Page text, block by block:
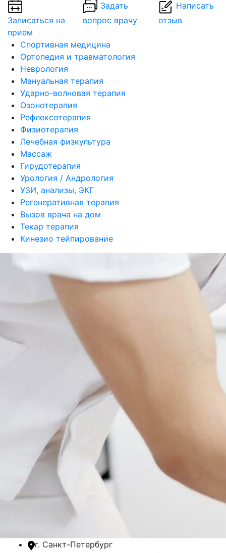
Записаться на
прием
Задать
вопрос врачу
Написать
отзыв
Спортивная медицина
Ортопедия и травматология
Неврология
Мануальная терапия
Ударно-волновая терапия
Озонотерапия
Рефлексотерапия
Физиотерапия
Лечебная физкультура
Массаж
Гирудотерапия
Урология / Андрология
УЗИ, анализы, ЭКГ
Регенеративная терапия
Вызов врача на дом
Текар терапия
Кинезио тейпирование
г. Санкт-Петербург